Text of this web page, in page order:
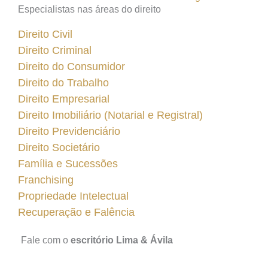
Especialistas nas áreas do direito
Direito Civil
Direito Criminal
Direito do Consumidor
Direito do Trabalho
Direito Empresarial
Direito Imobiliário (Notarial e Registral)
Direito Previdenciário
Direito Societário
Família e Sucessões
Franchising
Propriedade Intelectual
Recuperação e Falência
Fale com o escritório Lima & Ávila